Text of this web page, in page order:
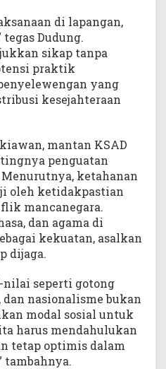
di lapangan,
tegas Dudung.
sikap tanpa
praktik
yang
kesejahteraan
mantan KSAD
penguatan
ketahanan
oleh ketidakpastian
mancanegara.
dan agama di
kekuatan, asalkan
dijaga.
seperti gotong
dan nasionalisme bukan
modal sosial untuk
harus mendahulukan
tetap optimis dalam
tambahnya.